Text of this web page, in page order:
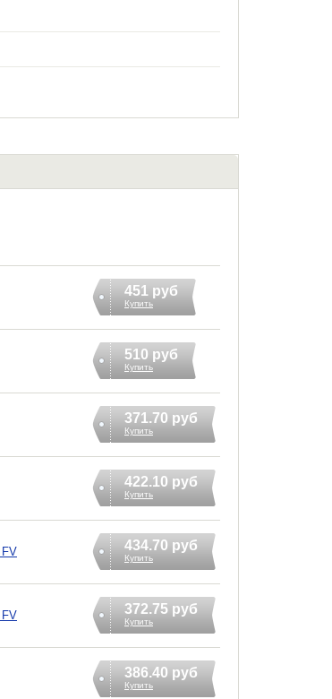
451 руб
Купить
510 руб
Купить
371.70 руб
Купить
422.10 руб
Купить
434.70 руб
Купить
372.75 руб
Купить
386.40 руб
Купить